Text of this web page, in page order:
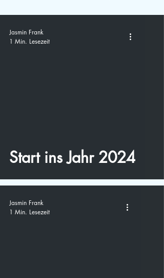
Start ins Jahr 2024
Jasmin Frank
1 Min. Lesezeit
Jasmin Frank
1 Min. Lesezeit